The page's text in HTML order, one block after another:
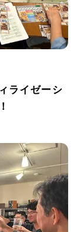
ライゼーシ